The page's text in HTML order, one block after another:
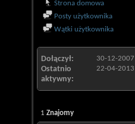
Strona domowa
Posty użytkownika
Wątki użytkownika
Dołączył 30-12-2007
Ostatnio
aktywny
22-04-2013
1 Znajomy